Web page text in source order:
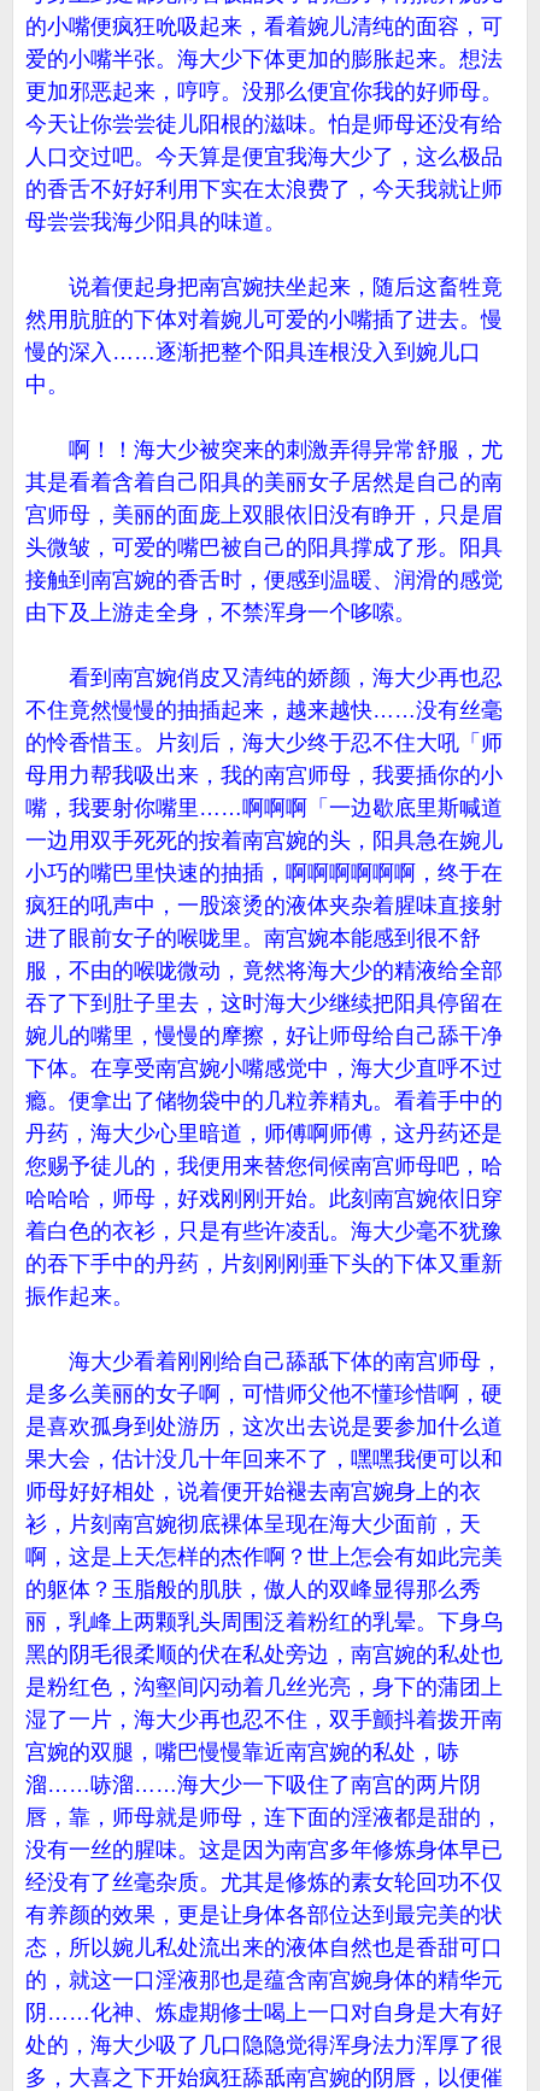
的小嘴便疯狂吮吸起来，看着婉儿清纯的面容，可
爱的小嘴半张。海大少下体更加的膨胀起来。想法
更加邪恶起来，哼哼。没那么便宜你我的好师母。
今天让你尝尝徒儿阳根的滋味。怕是师母还没有给
人口交过吧。今天算是便宜我海大少了，这么极品
的香舌不好好利用下实在太浪费了，今天我就让师
母尝尝我海少阳具的味道。
说着便起身把南宫婉扶坐起来，随后这畜牲竟
然用肮脏的下体对着婉儿可爱的小嘴插了进去。慢
慢的深入……逐渐把整个阳具连根没入到婉儿口
中。
啊！！海大少被突来的刺激弄得异常舒服，尤
其是看着含着自己阳具的美丽女子居然是自己的南
宫师母，美丽的面庞上双眼依旧没有睁开，只是眉
头微皱，可爱的嘴巴被自己的阳具撑成了形。阳具
接触到南宫婉的香舌时，便感到温暖、润滑的感觉
由下及上游走全身，不禁浑身一个哆嗦。
看到南宫婉俏皮又清纯的娇颜，海大少再也忍
不住竟然慢慢的抽插起来，越来越快……没有丝毫
的怜香惜玉。片刻后，海大少终于忍不住大吼「师
母用力帮我吸出来，我的南宫师母，我要插你的小
嘴，我要射你嘴里……啊啊啊「一边歇底里斯喊道
一边用双手死死的按着南宫婉的头，阳具急在婉儿
小巧的嘴巴里快速的抽插，啊啊啊啊啊啊，终于在
疯狂的吼声中，一股滚烫的液体夹杂着腥味直接射
进了眼前女子的喉咙里。南宫婉本能感到很不舒
服，不由的喉咙微动，竟然将海大少的精液给全部
吞了下到肚子里去，这时海大少继续把阳具停留在
婉儿的嘴里，慢慢的摩擦，好让师母给自己舔干净
下体。在享受南宫婉小嘴感觉中，海大少直呼不过
瘾。便拿出了储物袋中的几粒养精丸。看着手中的
丹药，海大少心里暗道，师傅啊师傅，这丹药还是
您赐予徒儿的，我便用来替您伺候南宫师母吧，哈
哈哈哈，师母，好戏刚刚开始。此刻南宫婉依旧穿
着白色的衣衫，只是有些许凌乱。海大少毫不犹豫
的吞下手中的丹药，片刻刚刚垂下头的下体又重新
振作起来。
海大少看着刚刚给自己舔舐下体的南宫师母，
是多么美丽的女子啊，可惜师父他不懂珍惜啊，硬
是喜欢孤身到处游历，这次出去说是要参加什么道
果大会，估计没几十年回来不了，嘿嘿我便可以和
师母好好相处，说着便开始褪去南宫婉身上的衣
衫，片刻南宫婉彻底裸体呈现在海大少面前，天
啊，这是上天怎样的杰作啊？世上怎会有如此完美
的躯体？玉脂般的肌肤，傲人的双峰显得那么秀
丽，乳峰上两颗乳头周围泛着粉红的乳晕。下身乌
黑的阴毛很柔顺的伏在私处旁边，南宫婉的私处也
是粉红色，沟壑间闪动着几丝光亮，身下的蒲团上
湿了一片，海大少再也忍不住，双手颤抖着拨开南
宫婉的双腿，嘴巴慢慢靠近南宫婉的私处，哧
溜……哧溜……海大少一下吸住了南宫的两片阴
唇，靠，师母就是师母，连下面的淫液都是甜的，
没有一丝的腥味。这是因为南宫多年修炼身体早已
经没有了丝毫杂质。尤其是修炼的素女轮回功不仅
有养颜的效果，更是让身体各部位达到最完美的状
态，所以婉儿私处流出来的液体自然也是香甜可口
的，就这一口淫液那也是蕴含南宫婉身体的精华元
阴……化神、炼虚期修士喝上一口对自身是大有好
处的，海大少吸了几口隐隐觉得浑身法力浑厚了很
多，大喜之下开始疯狂舔舐南宫婉的阴唇，以便催